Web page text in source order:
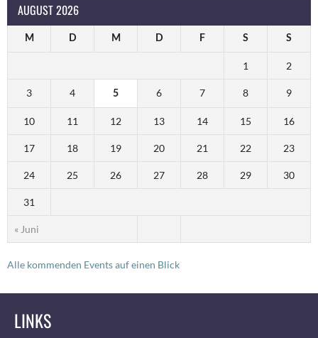
AUGUST 2026
M D M D F S S
« Juni
1 2
3 4 5 6 7 8 9
10 11 12 13 14 15 16
17 18 19 20 21 22 23
24 25 26 27 28 29 30
31
Alle kommenden Events auf einen Blick
LINKS